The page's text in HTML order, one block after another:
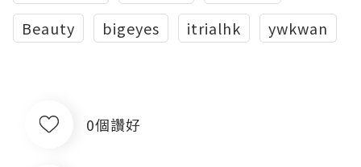
Beauty bigeyes itrialhk ywkwan
0個讚好